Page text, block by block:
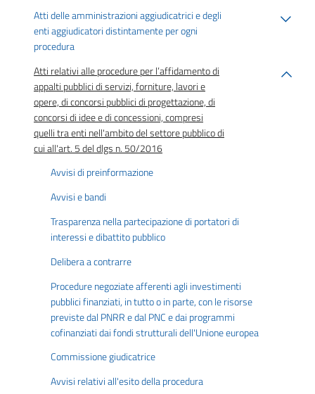
Atti delle amministrazioni aggiudicatrici e degli
enti aggiudicatori distintamente per ogni
procedura
Atti relativi alle procedure per l’affidamento di
appalti pubblici di servizi, forniture, lavori e
opere, di concorsi pubblici di progettazione, di
concorsi di idee e di concessioni, compresi
quelli tra enti nell'ambito del settore pubblico di
cui all'art. 5 del dlgs n. 50/2016
Avvisi di preinformazione
Avvisi e bandi
Trasparenza nella partecipazione di portatori di
interessi e dibattito pubblico
Delibera a contrarre
Procedure negoziate afferenti agli investimenti
pubblici finanziati, in tutto o in parte, con le risorse
previste dal PNRR e dal PNC e dai programmi
cofinanziati dai fondi strutturali dell'Unione europea
Commissione giudicatrice
Avvisi relativi all'esito della procedura